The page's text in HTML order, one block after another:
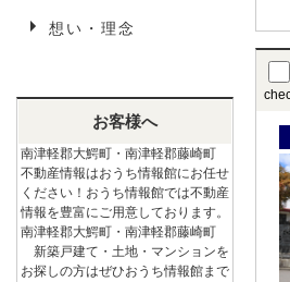
想い・理念
お客様へ
南津軽郡大鰐町・南津軽郡藤崎町
不動産情報はおうち情報館にお任せ
ください！おうち情報館では不動産
情報を豊富にご用意しております。
南津軽郡大鰐町・南津軽郡藤崎町
新築戸建て・土地・マンションを
お探しの方はぜひおうち情報館まで